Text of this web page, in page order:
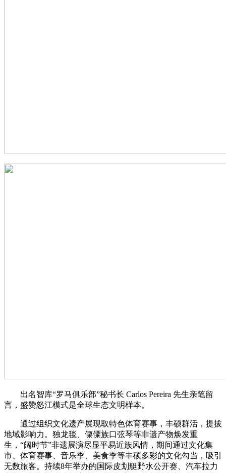
出名智库“罗马俱乐部”秘书长 Carlos Pereira 先生亲笔留
言，盛赞怒江模式是全球生态文明样本。
通过组织文化遗产展现取特色体育赛事，丰硕群活，提拔
地域影响力。独龙毯、傈僳族口弦琴等非遗产物焕发重
生，“阔时节”非遗展演尽显平易近族风情，期间通过文化集
市、体育赛事、音乐季、美食季等丰硕多彩的文化勾当，吸引
无数旅客。持续8年举办的国际皮划艇野水公开赛、汽车拉力